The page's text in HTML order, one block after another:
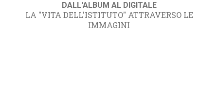
DALL'ALBUM AL DIGITALE
LA "VITA DELL'ISTITUTO" ATTRAVERSO LE
IMMAGINI